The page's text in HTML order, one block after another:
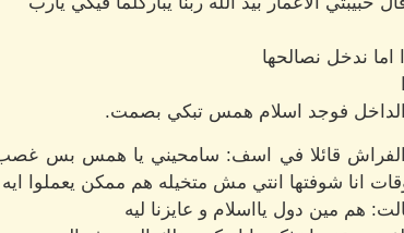
ندخل نصالحها
الداخل فوجد اسلام همس تبكي بصمت.
الفراش قائلا في اسف: سامحيني يا همس بس
انا شوفتها انتي مش متخيله هم ممكن يعملوا ايه
هم مين دول يااسلام و عايزنا ليه